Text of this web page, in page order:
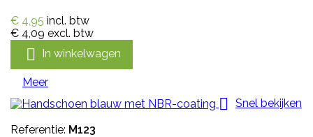
€ 4,95 incl. btw
€ 4,09 excl. btw
 In winkelwagen
Meer
 Snel bekijken
Referentie: M123